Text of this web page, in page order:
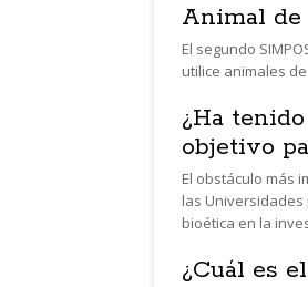
Animal de
El segundo
utilice animales
¿Ha
objetivo
El obstáculo más
las
bioética en la
¿Cuál es